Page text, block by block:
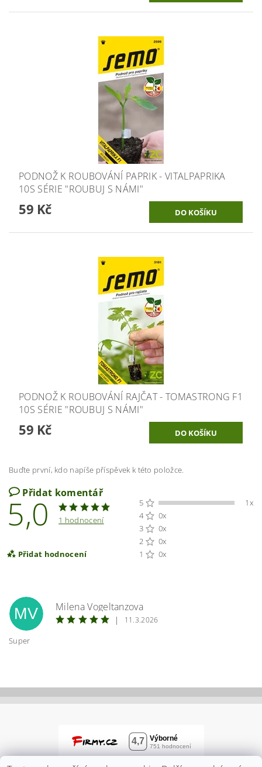
PODNOŽ K ROUBOVÁNÍ PAPRIK - VITALPAPRIKA
10S SÉRIE "ROUBUJ S NÁMI"
59 Kč
PODNOŽ K ROUBOVÁNÍ RAJČAT - TOMASTRONG F1
10S SÉRIE "ROUBUJ S NÁMI"
59 Kč
Buďte první, kdo napíše příspěvek k této položce.
Přidat komentář
5,0 1 hodnocení
Přidat hodnocení
5
1x
4
0x
3
0x
2
0x
1
0x
Vložením hodnocení souhlasíte spodmínkami
ochrany osobních údajů
MV
Milena Vogeltanzova
|
11.3.2026
Super